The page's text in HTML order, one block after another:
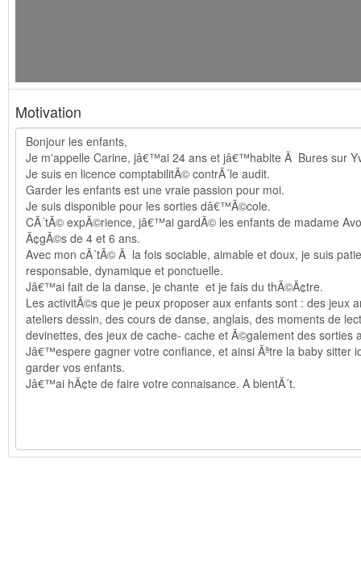
Motivation